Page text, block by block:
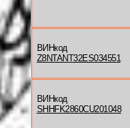
ВИНкод
Z8NTANT32ES034551
ВИНкод
SHHFK2860CU201048